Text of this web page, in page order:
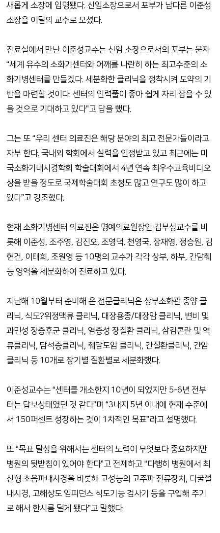
새롭게 소장에 임명됐다. 신임소장으로서 포부가 남다른 이준성
소장을 이달의 교수로 모셨다.
진료실에서 만난 이준성교수는 신임 소장으로서의 포부는 묻자
“세계 유수의 소화기센터와 어깨를 나란히 하는 최고수준의 소
화기병센터를 만들겠다. 세분화한 클리닉을 정착시켜 도약의 기
반을 마련할 것이다. 센터의 인력풀이 좋아 쉽게 자리 잡을 수 있
을 것으로 기대하고 있다”고 답을 했다.
그는 또 “우리 센터 의료진은 해당 분야의 최고 전문가들이라고
자부 한다. 국내외 학회에서 실력을 인정받고 있고 최근에는 미
국소화기내시경학회 학술대회에서 4년 연속 최우수교육비디오
상을 받을 정도로 국제학술대회 초청도 많고 연구도 많이 하고
있다”고 강조했다.
현재 소화기병센터 의료진은 명예의료원장인 김부성교수를 비
롯해 이준성, 조주영, 김진오, 조영덕, 천영국, 장재영, 정승원, 김
현건, 이태희, 조원영 등 10명의 교수가 각각 상부, 하부, 간담췌
등 영역을 세분화하여 진료하고 있다.
지난해 10월부터 준비해 온 전문클리닉은 상부소화관 종양 클
리닉, 식도?위정맥류 클리닉, 대장용종/대장암 클리닉, 변비 및
과민성 장증후군 클리닉, 염증성 장질환 클리닉, 삼킴콘란 및 역
류클리닉, 담석증클리닉, 췌담도암 클리닉, 간질환클리닉, 간암
클리닉 등 10개로 장기별 질환별로 세분화했다.
이준성교수는 “센터를 개소한지 10년이 되었지만 5-6년 전부
터는 답보상태였던 것 같다”며 “3내지 5년 이내에 현재 수준에
서 150퍼센트 성장하는 것이 1차적인 목표”라고 설명했다.
또 “목표 달성을 위해서는 센터의 노력이 무엇보다 중요하지만
병원의 뒷받침이 있어야 한다”고 전제하고 “다행히 병원에서 최
신형 초음파내시경을 비롯해 고성능의 고주파 전류장치, 다굴절
내시경, 고해상도 임피던스 식도기능 검사기 등을 구입해 주기
로 해서 한시름 덜게 됐다”고 말했다.